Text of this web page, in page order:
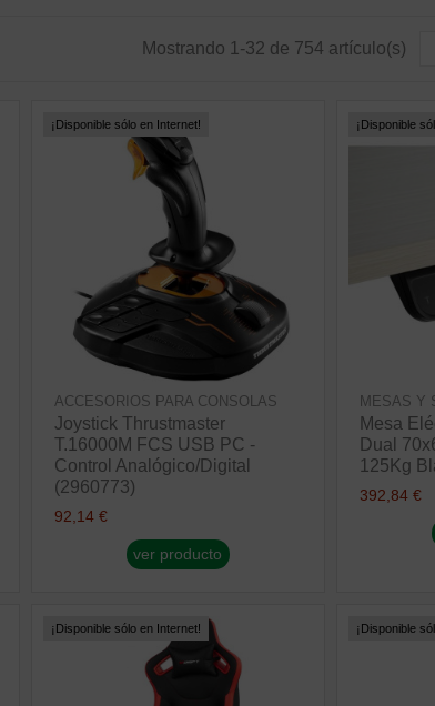
Mostrando 1-32 de 754 artículo(s)
¡Disponible sólo en Internet!
ACCESORIOS PARA CONSOLAS
Joystick Thrustmaster
T.16000M FCS USB PC -
Control Analógico/Digital
(2960773)
92,14 €
ver producto
¡Disponible
MESAS Y
Mesa
Dual
125Kg
392,84 €
¡Disponible sólo en Internet! ¡Disponible